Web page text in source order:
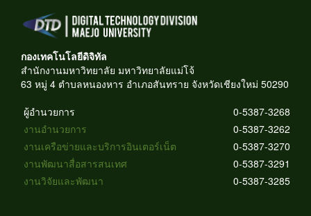
กองเทคโนโลยีดิจิทัล
สำนักงานมหาวิทยาลัย มหาวิทยาลัยแม่โจ้
63 หมู่ 4 ตำบลหนองหาร อำเภอสันทราย จังหวัดเชียงใหม่ 50290
ผู้อำนวยการ
0-5387-3268
งานอำนวยการ
0-5387-3262
งานเครือข่ายและบริการอินเตอร์เน็ต
0-5387-3270
งานพัฒนาสื่อสารสนเทศ
0-5387-3291
งานวิจัยและพัฒนา
0-5387-3285